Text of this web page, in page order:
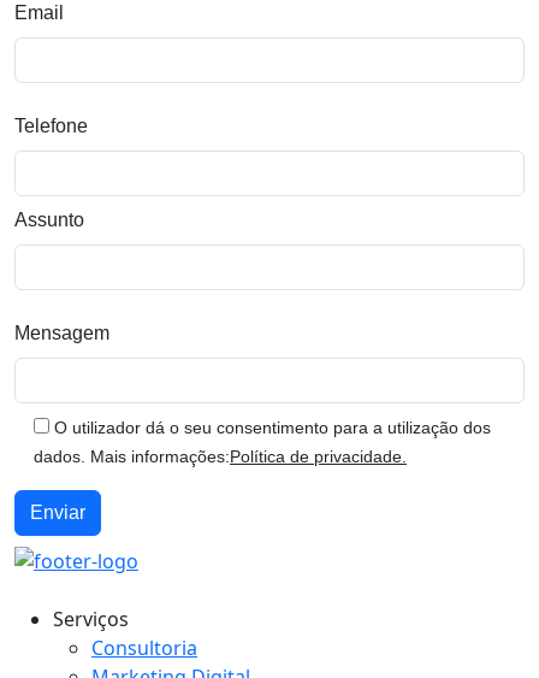
Email
Telefone
Assunto
Mensagem
O utilizador dá o seu consentimento para a utilização dos
dados. Mais informações:Política de privacidade.
Serviços
Consultoria